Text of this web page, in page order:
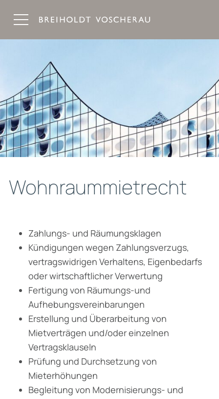
Wohnraummietrecht
Zahlungs- und Räumungsklagen
Kündigungen wegen Zahlungsverzugs,
vertragswidrigen Verhaltens, Eigenbedarfs
oder wirtschaftlicher Verwertung
Fertigung von Räumungs-und
Aufhebungsvereinbarungen
Erstellung und Überarbeitung von
Mietverträgen und/oder einzelnen
Vertragsklauseln
Prüfung und Durchsetzung von
Mieterhöhungen
Begleitung von Modernisierungs- und